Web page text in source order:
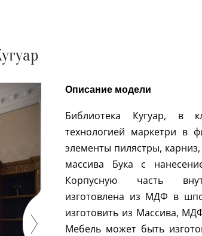
Описание модели
Библиотека Кугуар, в
технологией маркетри в
элементы пилястры,
массива Бука с
Корпусную часть
изготовлена из МДФ в
изготовить из Массива,
Мебель может быть